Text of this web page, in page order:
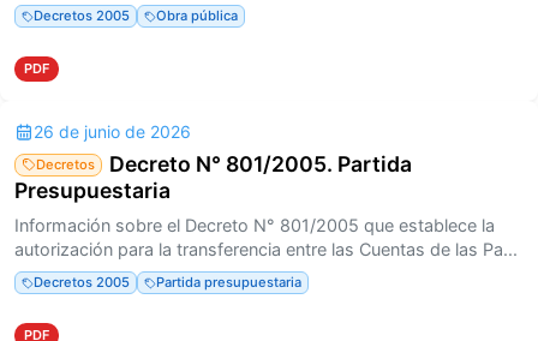
Decretos 2005 Obra pública
PDF
26 de junio de 2026
Decretos
Decreto N° 801/2005. Partida
Presupuestaria
Información sobre el Decreto N° 801/2005 que establece la
autorización para la transferencia entre las Cuentas de las Pa...
Decretos 2005 Partida presupuestaria
PDF